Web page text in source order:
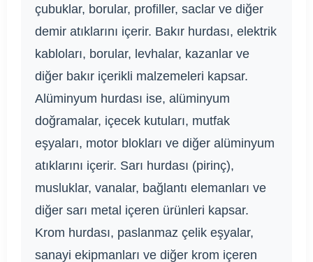
çubuklar, borular, profiller, saclar ve diğer
demir atıklarını içerir. Bakır hurdası, elektrik
kabloları, borular, levhalar, kazanlar ve
diğer bakır içerikli malzemeleri kapsar.
Alüminyum hurdası ise, alüminyum
doğramalar, içecek kutuları, mutfak
eşyaları, motor blokları ve diğer alüminyum
atıklarını içerir. Sarı hurdası (pirinç),
musluklar, vanalar, bağlantı elemanları ve
diğer sarı metal içeren ürünleri kapsar.
Krom hurdası, paslanmaz çelik eşyalar,
sanayi ekipmanları ve diğer krom içeren